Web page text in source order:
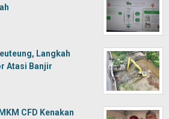
Langkah
Atasi Banjir
CFD Kenakan